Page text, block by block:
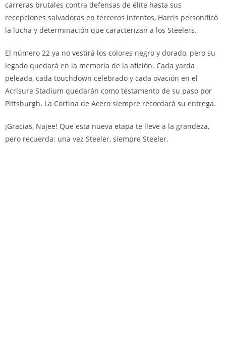
carreras brutales contra defensas de élite hasta sus
recepciones salvadoras en terceros intentos, Harris personificó
la lucha y determinación que caracterizan a los Steelers.
El número 22 ya no vestirá los colores negro y dorado, pero su
legado quedará en la memoria de la afición. Cada yarda
peleada, cada touchdown celebrado y cada ovación en el
Acrisure Stadium quedarán como testamento de su paso por
Pittsburgh. La Cortina de Acero siempre recordará su entrega.
¡Gracias, Najee! Que esta nueva etapa te lleve a la grandeza,
pero recuerda: una vez Steeler, siempre Steeler.